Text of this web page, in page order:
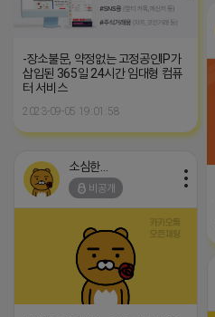
-장소불문, 약정없는 고정공인IP가
삽입된 365일 24시간 임대형 컴퓨
터 서비스
2023-09-05 19:01:58
소심한 네오
비공개